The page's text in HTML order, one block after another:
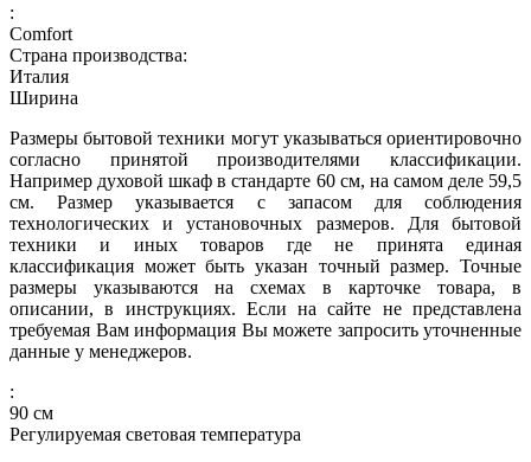
:
Comfort
Страна производства:
Италия
Ширина
Размеры бытовой техники могут указываться ориентировочно
согласно принятой производителями классификации.
Например духовой шкаф в стандарте 60 см, на самом деле 59,5
см. Размер указывается с запасом для соблюдения
технологических и установочных размеров. Для бытовой
техники и иных товаров где не принята единая
классификация может быть указан точный размер. Точные
размеры указываются на схемах в карточке товара, в
описании, в инструкциях. Если на сайте не представлена
требуемая Вам информация Вы можете запросить уточненные
данные у менеджеров.
:
90 см
Регулируемая световая температура